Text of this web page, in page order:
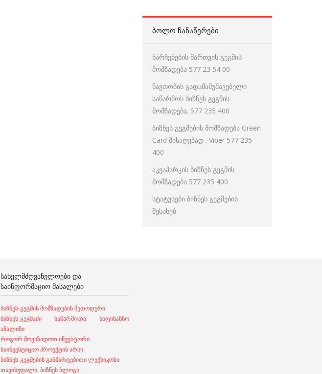
ᲑᲝᲚᲝ ᲩᲐᲜᲐᲬᲔᲠᲔᲑᲘ
ნარჩენების მართვის გეგმის
მომზადება 577 23 54 00
ნავთობის გადამამუშავებელი
საწარმოს ბიზნეს გეგმის
მომზადება. 577 235 400
ბიზნეს გეგმების მომზადება Green
Card მისაღებად . Viber 577 235
400
აკვაპარკის ბიზნეს გეგმის
მომზადება 577 235 400
სტატუსები ბიზნეს გეგმების
შესახებ
ᲡᲐᲮᲔᲚᲛᲫᲦᲕᲐᲜᲔᲚᲝᲔᲑᲘ ᲓᲐ
ᲡᲐᲘᲜᲤᲝᲠᲛᲐᲪᲘᲝ ᲛᲐᲡᲐᲚᲔᲑᲘ
ბიზნეს-გეგმის მომზადების მეთოდური
ბიზნეს-გეგმაში საწარმოთა საფინანსო
ანალიზი
როგორ მოვიზიდოთ ინვესტორი
საინვესტიციო პროექტის არსი
ბიზნეს-გეგმების განმარტებითი ლექსიკონი
თავისუფალი ბიზნეს ბლოგი